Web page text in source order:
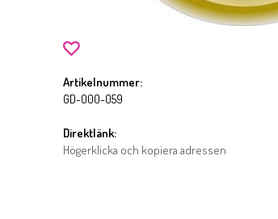
Artikelnummer:
GD-000-059
Direktlänk:
Högerklicka och kopiera adressen